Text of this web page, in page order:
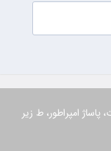
امپراطور، ط زیر